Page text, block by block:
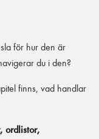
för hur den är
du i den?
finns, vad handlar
ordlistor,